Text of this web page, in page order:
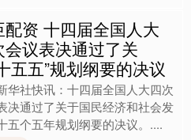
配资 十四届全国人大
会议表决通过了关
五五”规划纲要的决议
华社快讯：十四届全国人大四次
决通过了关于国民经济和社会发
五个五年规划纲要的决议。....